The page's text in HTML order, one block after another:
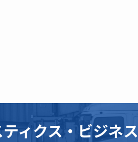
ィクス・ビジネス